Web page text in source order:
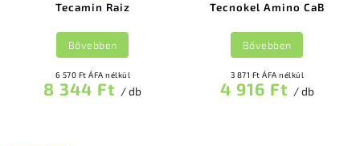
Tecamin Raiz
6 570 Ft ÁFA nélkül
8 344 Ft / db
Bővebben
Tecnokel Amino CaB
3 871 Ft ÁFA nélkül
4 916 Ft / db
Bővebben